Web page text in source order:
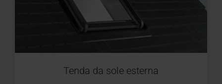
Tenda da sole esterna